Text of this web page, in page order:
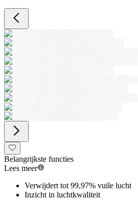
Belangrijkste functies
Lees meer
Verwijdert tot 99,97% vuile lucht
Inzicht in luchtkwaliteit